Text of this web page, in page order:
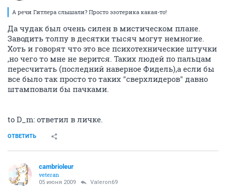
А речи Гитлера слышали? Просто эзотерика какая-то!
Да чудак был очень силен в мистическом плане.
Заводить толпу в десятки тысяч могут немногие.
Хоть и говорят что это все психотехнические штучки
,но чего то мне не верится. Таких людей по пальцам
пересчитать (последний наверное Фидель),а если бы
все было так просто то таких "сверхлидеров" давно
штамповали бы пачками.
to D_m: ответил в личке.
ОТВЕТИТЬ
cambrioleur
veteran
05 июня 2009 Valeron69